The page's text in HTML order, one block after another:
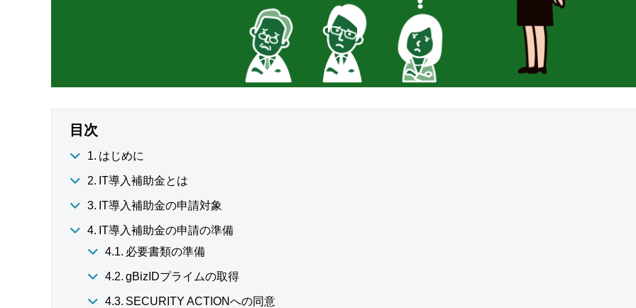
目次
はじめに
IT導入補助金とは
IT導入補助金の申請対象
IT導入補助金の申請の準備
必要書類の準備
gBizIDプライムの取得
SECURITY ACTIONへの同意